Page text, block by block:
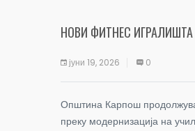
НОВИ ФИТНЕС
јуни 19, 2026 0
Општина Карпош продолжува
преку модернизација на